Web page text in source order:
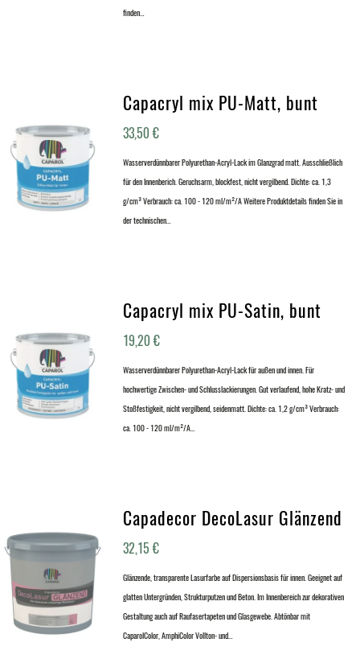
finden…
Capacryl mix PU-Matt, bunt
33,50€
Wasserverdünnbarer Polyurethan-Acryl-Lack im Glanzgrad matt. Ausschließlich
für den Innenberich. Geruchsarm, blockfest, nicht vergilbend. Dichte: ca. 1,3
g/cm³ Verbrauch: ca. 100 - 120 ml/m²/A Weitere Produktdetails finden Sie in
der technischen…
Capacryl mix PU-Satin, bunt
19,20€
Wasserverdünnbarer Polyurethan-Acryl-Lack für außen und innen. Für
hochwertige Zwischen- und Schlusslackierungen. Gut verlaufend, hohe Kratz- und
Stoßfestigkeit, nicht vergilbend, seidenmatt. Dichte: ca. 1,2 g/cm³ Verbrauch:
ca. 100 - 120 ml/m²/A…
Capadecor DecoLasur Glänzend
32,15€
Glänzende, transparente Lasurfarbe auf Dispersionsbasis für innen. Geeignet auf
glatten Untergründen, Strukturputzen und Beton. Im Innenbereich zur dekorativen
Gestaltung auch auf Raufasertapeten und Glasgewebe. Abtönbar mit
CaparolColor, AmphiColor Vollton- und…